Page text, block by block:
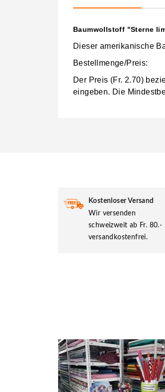
Baumwollstoff "Sterne
Dieser amerikanische
Bestellmenge/Preis:
Der Preis (Fr. 2.70)
eingeben. Die
Kostenloser Versand
Wir versenden
schweizweit ab Fr. 80.-
versandkostenfrei.